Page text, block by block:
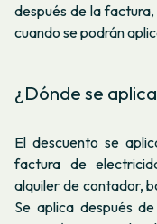
después de la
cuando se podrán
¿Dónde se
El descuento se
factura de
alquiler de contador,
Se aplica después